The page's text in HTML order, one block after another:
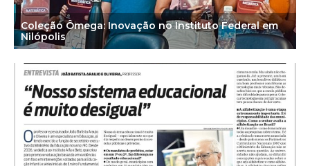
Coleção Ômega: Inovação no Instituto Federal em
Nilópolis